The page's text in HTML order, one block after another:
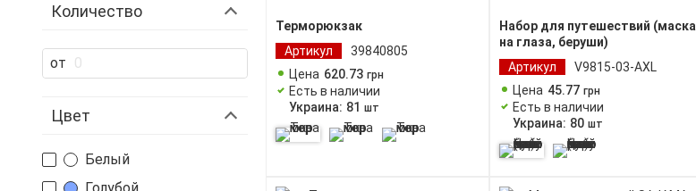
Количество
от
Цвет
Белый
Голубой
Терморюкзак
Артикул
39840805
Цена 620.73 грн
Есть в наличии
Украина: 81 шт
Набор для путешествий (маска
на глаза, беруши)
Артикул
V9815-03-AXL
Цена 45.77 грн
Есть в наличии
Украина: 80 шт